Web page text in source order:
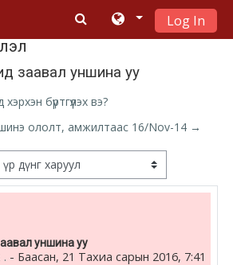
Log In
заавал уншина уу
бүртгүүлэх вэ?
ололт, амжилтаас 16/Nov-14 →
уншина уу
- Баасан, 21 Тахиа сарын 2016, 7:41